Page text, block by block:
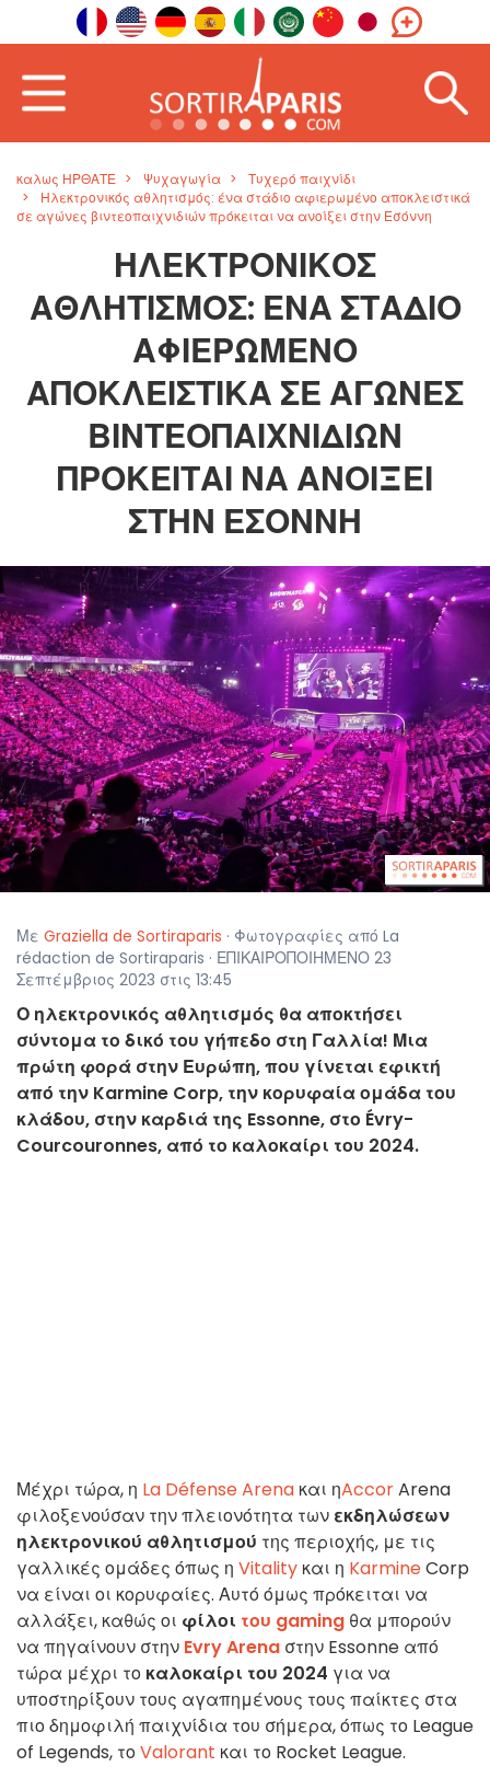
καλως ΗΡΘΑΤΕ Ψυχαγωγία
Τυχερό παιχνίδι
Ηλεκτρονικός αθλητισμός: ένα στάδιο αφιερωμένο αποκλειστικά
σε αγώνες βιντεοπαιχνιδιών πρόκειται να ανοίξει στην Εσόννη
ΗΛΕΚΤΡΟΝΙΚΌΣ
ΑΘΛΗΤΙΣΜΌΣ: ΈΝΑ ΣΤΆΔΙΟ
ΑΦΙΕΡΩΜΈΝΟ
ΑΠΟΚΛΕΙΣΤΙΚΆ ΣΕ ΑΓΏΝΕΣ
ΒΙΝΤΕΟΠΑΙΧΝΙΔΙΏΝ
ΠΡΌΚΕΙΤΑΙ ΝΑ ΑΝΟΊΞΕΙ
ΣΤΗΝ ΕΣΌΝΝΗ
Με Graziella de Sortiraparis · Φωτογραφίες από La
rédaction de Sortiraparis · ΕΠΙΚΑΙΡΟΠΟΙΗΜΕΝΟ 23
Σεπτέμβριος 2023 στις 13:45
Ο ηλεκτρονικός αθλητισμός θα αποκτήσει
σύντομα το δικό του γήπεδο στη Γαλλία! Μια
πρώτη φορά στην Ευρώπη, που γίνεται εφικτή
από την Karmine Corp, την κορυφαία ομάδα του
κλάδου, στην καρδιά της Essonne, στο Évry-
Courcouronnes, από το καλοκαίρι του 2024.
Μέχρι τώρα, η La Défense Arena και ηAccorArena
φιλοξενούσαν την πλειονότητα των εκδηλώσεων
ηλεκτρονικού αθλητισμού της περιοχής, με τις
γαλλικές ομάδες όπως η Vitality και η KarmineCorp
να είναι οι κορυφαίες. Αυτό όμως πρόκειται να
αλλάξει, καθώς οι φίλοι του gaming θα μπορούν
να πηγαίνουν στην Evry Arena στην Essonne από
τώρα μέχρι το καλοκαίρι του 2024 για να
υποστηρίξουν τους αγαπημένους τους παίκτες στα
πιο δημοφιλή παιχνίδια του σήμερα, όπως το League
of Legends, τοValorant και το Rocket League.